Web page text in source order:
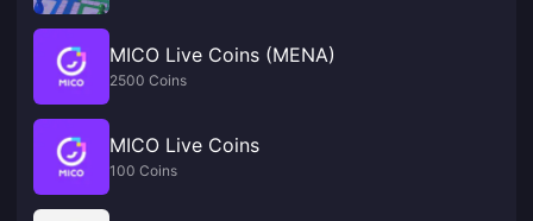
MICO Live Coins (MENA)
2500 Coins
MICO Live Coins
100 Coins